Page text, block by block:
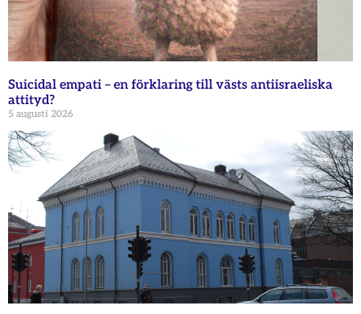
Suicidal empati – en förklaring till västs antiisraeliska
attityd?
5 augusti 2026